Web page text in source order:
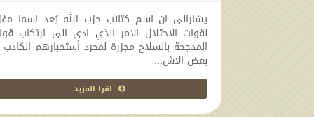
يشارالى ان اسم كتائب حزب الله يُعد اسما
لقوات الاحتلال الامر الذي ادى الى ارتكاب
المدججة بالسلاح مجزرة لمجرد أستخبارهم
بعض الاش...
اقرا المزيد